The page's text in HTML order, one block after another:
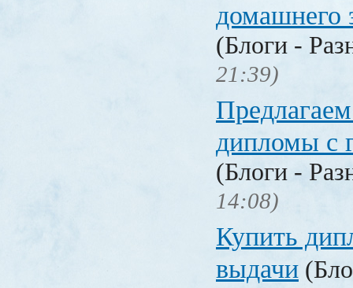
домашнего
(Блоги -
21:39)
дипломы с
(Блоги -
14:08)
Купить
выдачи